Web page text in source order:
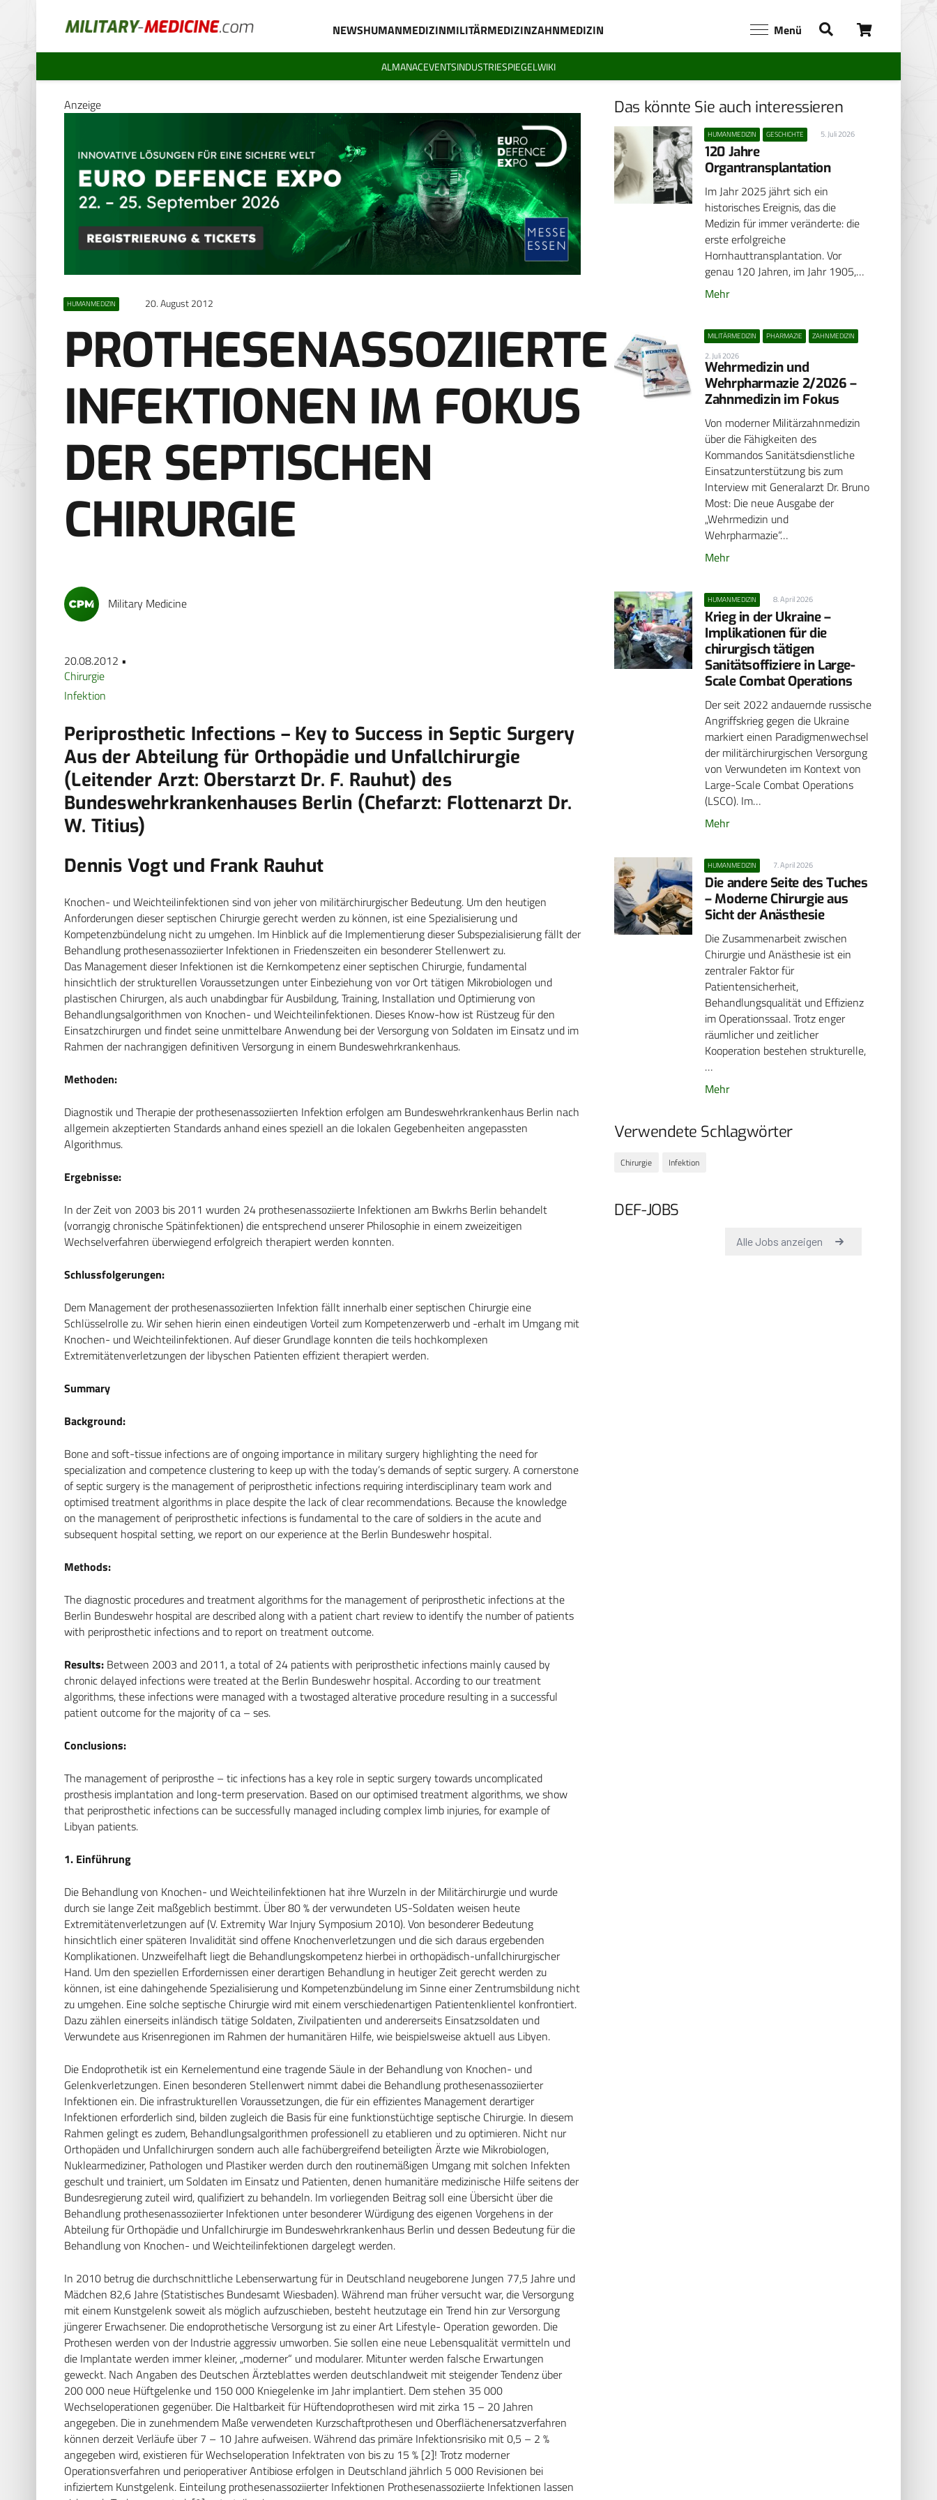
NEWSHUMANMEDIZINMILITÄRMEDIZINZAHNMEDIZIN Menü
ALMANACEVENTSINDUSTRIESPIEGELWIKI
Anzeige
HUMANMEDIZIN 20. August 2012
PROTHESENASSOZIIERTE
INFEKTIONEN IM FOKUS
DER SEPTISCHEN
CHIRURGIE
Military Medicine
20.08.2012 •
Chirurgie
Infektion
Periprosthetic Infections – Key to Success in Septic Surgery
Aus der Abteilung für Orthopädie und Unfallchirurgie
(Leitender Arzt: Oberstarzt Dr. F. Rauhut) des
Bundeswehrkrankenhauses Berlin (Chefarzt: Flottenarzt Dr.
W. Titius)
Dennis Vogt und Frank Rauhut
Knochen- und Weichteilinfektionen sind von jeher von militärchirurgischer Bedeutung. Um den heutigen
Anforderungen dieser septischen Chirurgie gerecht werden zu können, ist eine Spezialisierung und
Kompetenzbündelung nicht zu umgehen. Im Hinblick auf die Implementierung dieser Subspezialisierung fällt der
Behandlung prothesenassoziierter Infektionen in Friedenszeiten ein besonderer Stellenwert zu.
Das Management dieser Infektionen ist die Kernkompetenz einer septischen Chirurgie, fundamental
hinsichtlich der strukturellen Voraussetzungen unter Einbeziehung von vor Ort tätigen Mikrobiologen und
plastischen Chirurgen, als auch unabdingbar für Ausbildung, Training, Installation und Optimierung von
Behandlungsalgorithmen von Knochen- und Weichteilinfektionen. Dieses Know-how ist Rüstzeug für den
Einsatzchirurgen und findet seine unmittelbare Anwendung bei der Versorgung von Soldaten im Einsatz und im
Rahmen der nachrangigen definitiven Versorgung in einem Bundeswehrkrankenhaus.
Methoden:
Diagnostik und Therapie der prothesenassoziierten Infektion erfolgen am Bundeswehrkrankenhaus Berlin nach
allgemein akzeptierten Standards anhand eines speziell an die lokalen Gegebenheiten angepassten
Algorithmus.
Ergebnisse:
In der Zeit von 2003 bis 2011 wurden 24 prothesenassoziierte Infektionen am Bwkrhs Berlin behandelt
(vorrangig chronische Spätinfektionen) die entsprechend unserer Philosophie in einem zweizeitigen
Wechselverfahren überwiegend erfolgreich therapiert werden konnten.
Schlussfolgerungen:
Dem Management der prothesenassoziierten Infektion fällt innerhalb einer septischen Chirurgie eine
Schlüsselrolle zu. Wir sehen hierin einen eindeutigen Vorteil zum Kompetenzerwerb und -erhalt im Umgang mit
Knochen- und Weichteilinfektionen. Auf dieser Grundlage konnten die teils hochkomplexen
Extremitätenverletzungen der libyschen Patienten effizient therapiert werden.
Summary
Background:
Bone and soft-tissue infections are of ongoing importance in military surgery highlighting the need for
specialization and competence clustering to keep up with the today’s demands of septic surgery. A cornerstone
of septic surgery is the management of periprosthetic infections requiring interdisciplinary team work and
optimised treatment algorithms in place despite the lack of clear recommendations. Because the knowledge
on the management of periprosthetic infections is fundamental to the care of soldiers in the acute and
subsequent hospital setting, we report on our experience at the Berlin Bundeswehr hospital.
Methods:
The diagnostic procedures and treatment algorithms for the management of periprosthetic infections at the
Berlin Bundeswehr hospital are described along with a patient chart review to identify the number of patients
with periprosthetic infections and to report on treatment outcome.
Results: Between 2003 and 2011, a total of 24 patients with periprosthetic infections mainly caused by
chronic delayed infections were treated at the Berlin Bundeswehr hospital. According to our treatment
algorithms, these infections were managed with a twostaged alterative procedure resulting in a successful
patient outcome for the majority of ca – ses.
Conclusions:
The management of periprosthe – tic infections has a key role in septic surgery towards uncomplicated
prosthesis implantation and long-term preservation. Based on our optimised treatment algorithms, we show
that periprosthetic infections can be successfully managed including complex limb injuries, for example of
Libyan patients.
1. Einführung
Die Behandlung von Knochen- und Weichteilinfektionen hat ihre Wurzeln in der Militärchirurgie und wurde
durch sie lange Zeit maßgeblich bestimmt. Über 80 % der verwundeten US-Soldaten weisen heute
Extremitätenverletzungen auf (V. Extremity War Injury Symposium 2010). Von besonderer Bedeutung
hinsichtlich einer späteren Invalidität sind offene Knochenverletzungen und die sich daraus ergebenden
Komplikationen. Unzweifelhaft liegt die Behandlungskompetenz hierbei in orthopädisch-unfallchirurgischer
Hand. Um den speziellen Erfordernissen einer derartigen Behandlung in heutiger Zeit gerecht werden zu
können, ist eine dahingehende Spezialisierung und Kompetenzbündelung im Sinne einer Zentrumsbildung nicht
zu umgehen. Eine solche septische Chirurgie wird mit einem verschiedenartigen Patientenklientel konfrontiert.
Dazu zählen einerseits inländisch tätige Soldaten, Zivilpatienten und andererseits Einsatzsoldaten und
Verwundete aus Krisenregionen im Rahmen der humanitären Hilfe, wie beispielsweise aktuell aus Libyen.
Die Endoprothetik ist ein Kernelementund eine tragende Säule in der Behandlung von Knochen- und
Gelenkverletzungen. Einen besonderen Stellenwert nimmt dabei die Behandlung prothesenassoziierter
Infektionen ein. Die infrastrukturellen Voraussetzungen, die für ein effizientes Management derartiger
Infektionen erforderlich sind, bilden zugleich die Basis für eine funktionstüchtige septische Chirurgie. In diesem
Rahmen gelingt es zudem, Behandlungsalgorithmen professionell zu etablieren und zu optimieren. Nicht nur
Orthopäden und Unfallchirurgen sondern auch alle fachübergreifend beteiligten Ärzte wie Mikrobiologen,
Nuklearmediziner, Pathologen und Plastiker werden durch den routinemäßigen Umgang mit solchen Infekten
geschult und trainiert, um Soldaten im Einsatz und Patienten, denen humanitäre medizinische Hilfe seitens der
Bundesregierung zuteil wird, qualifiziert zu behandeln. Im vorliegenden Beitrag soll eine Übersicht über die
Behandlung prothesenassoziierter Infektionen unter besonderer Würdigung des eigenen Vorgehens in der
Abteilung für Orthopädie und Unfallchirurgie im Bundeswehrkrankenhaus Berlin und dessen Bedeutung für die
Behandlung von Knochen- und Weichteilinfektionen dargelegt werden.
In 2010 betrug die durchschnittliche Lebenserwartung für in Deutschland neugeborene Jungen 77,5 Jahre und
Mädchen 82,6 Jahre (Statistisches Bundesamt Wiesbaden). Während man früher versucht war, die Versorgung
mit einem Kunstgelenk soweit als möglich aufzuschieben, besteht heutzutage ein Trend hin zur Versorgung
jüngerer Erwachsener. Die endoprothetische Versorgung ist zu einer Art Lifestyle- Operation geworden. Die
Prothesen werden von der Industrie aggressiv umworben. Sie sollen eine neue Lebensqualität vermitteln und
die Implantate werden immer kleiner, „moderner“ und modularer. Mitunter werden falsche Erwartungen
geweckt. Nach Angaben des Deutschen Ärzteblattes werden deutschlandweit mit steigender Tendenz über
200 000 neue Hüftgelenke und 150 000 Kniegelenke im Jahr implantiert. Dem stehen 35 000
Wechseloperationen gegenüber. Die Haltbarkeit für Hüftendoprothesen wird mit zirka 15 – 20 Jahren
angegeben. Die in zunehmendem Maße verwendeten Kurzschaftprothesen und Oberflächenersatzverfahren
können derzeit Verläufe über 7 – 10 Jahre aufweisen. Während das primäre Infektionsrisiko mit 0,5 – 2 %
angegeben wird, existieren für Wechseloperation Infektraten von bis zu 15 % [2]! Trotz moderner
Operationsverfahren und perioperativer Antibiose erfolgen in Deutschland jährlich 5 000 Revisionen bei
infiziertem Kunstgelenk. Einteilung prothesenassoziierter Infektionen Prothesenassoziierte Infektionen lassen
Das könnte Sie auch interessieren
HUMANMEDIZIN GESCHICHTE 5. Juli 2026
120 Jahre
Organtransplantation
Im Jahr 2025 jährt sich ein
historisches Ereignis, das die
Medizin für immer veränderte: die
erste erfolgreiche
Hornhauttransplantation. Vor
genau 120 Jahren, im Jahr 1905,…
Mehr
MILITÄRMEDIZIN PHARMAZIE ZAHNMEDIZIN
2. Juli 2026
Wehrmedizin und
Wehrpharmazie 2/2026 –
Zahnmedizin im Fokus
Von moderner Militärzahnmedizin
über die Fähigkeiten des
Kommandos Sanitätsdienstliche
Einsatzunterstützung bis zum
Interview mit Generalarzt Dr. Bruno
Most: Die neue Ausgabe der
„Wehrmedizin und
Wehrpharmazie“…
Mehr
HUMANMEDIZIN 8. April 2026
Krieg in der Ukraine –
Implikationen für die
chirurgisch tätigen
Sanitätsoffiziere in Large-
Scale Combat Operations
Der seit 2022 andauernde russische
Angriffskrieg gegen die Ukraine
markiert einen Paradigmenwechsel
der militärchirurgischen Versorgung
von Verwundeten im Kontext von
Large-Scale Combat Operations
(LSCO). Im…
Mehr
HUMANMEDIZIN 7. April 2026
Die andere Seite des Tuches
– Moderne Chirurgie aus
Sicht der Anästhesie
Die Zusammenarbeit zwischen
Chirurgie und Anästhesie ist ein
zentraler Faktor für
Patientensicherheit,
Behandlungsqualität und Effizienz
im Operationssaal. Trotz enger
räumlicher und zeitlicher
Kooperation bestehen strukturelle,
…
Mehr
Verwendete Schlagwörter
Chirurgie Infektion
DEF-JOBS